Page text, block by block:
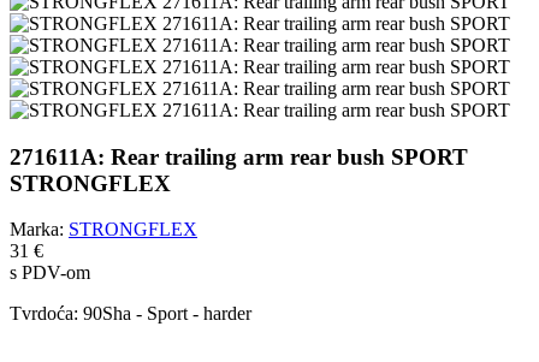
271611A: Rear trailing arm rear bush SPORT
STRONGFLEX
Marka: STRONGFLEX
31 €
s PDV-om
Tvrdoća: 90Sha - Sport - harder